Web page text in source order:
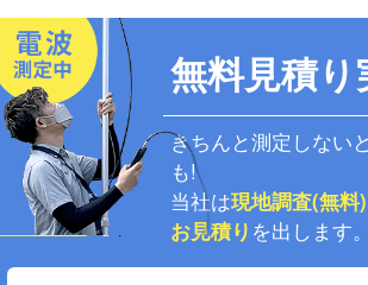
無料見積り
きちんと測定しない
も!
当社は現地調査(無料
お見積り を出します。